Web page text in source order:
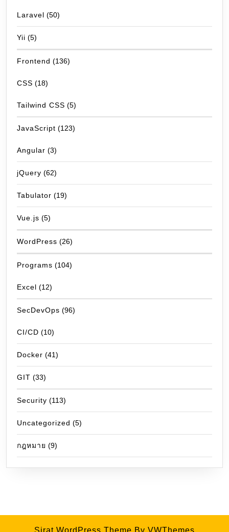
Laravel (50)
Yii (5)
Frontend (136)
CSS (18)
Tailwind CSS (5)
JavaScript (123)
Angular (3)
jQuery (62)
Tabulator (19)
Vue.js (5)
WordPress (26)
Programs (104)
Excel (12)
SecDevOps (96)
CI/CD (10)
Docker (41)
GIT (33)
Security (113)
Uncategorized (5)
กฎหมาย (9)
Sirat WordPress Theme By VWThemes